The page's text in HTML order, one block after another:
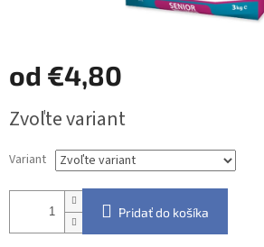
od €4,80
cena:
Zvoľte variant
Variant
Pridať do košíka